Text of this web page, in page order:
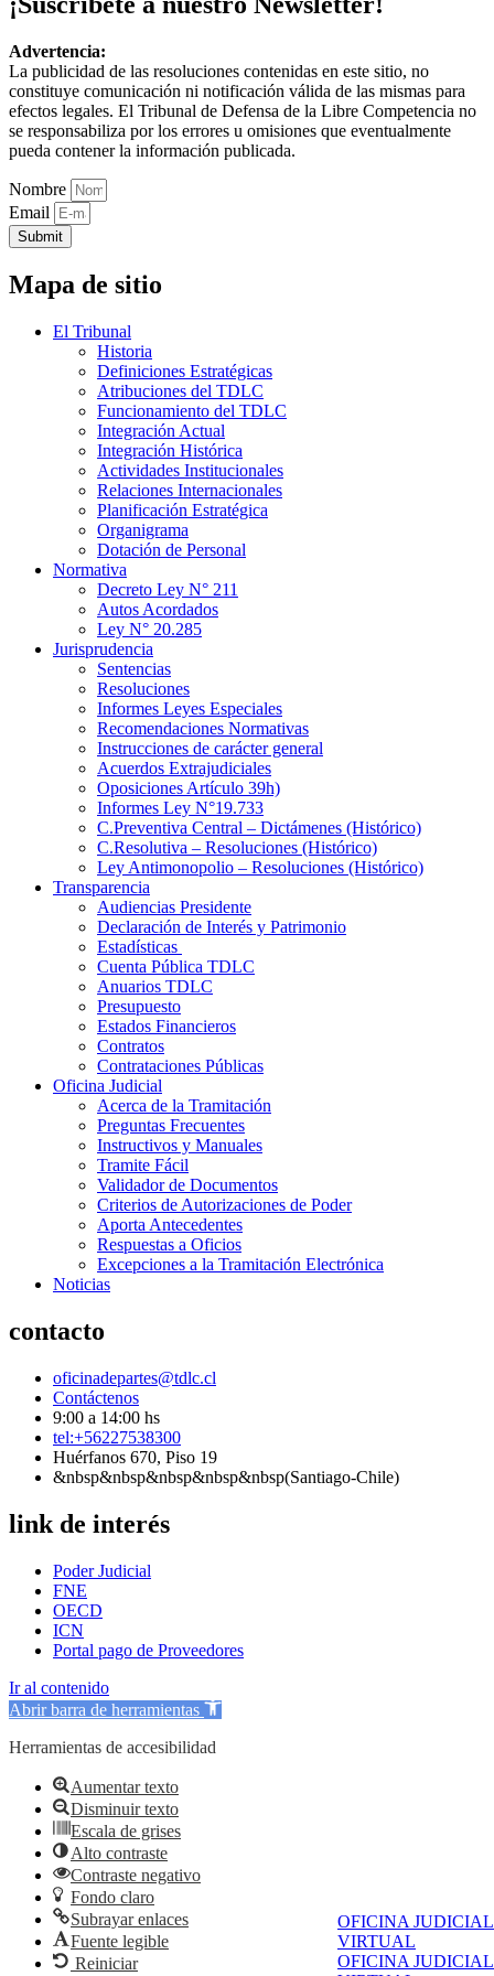
OFICINA JUDICIAL
VIRTUAL
OFICINA JUDICIAL
Advertencia:
La publicidad de las resoluciones contenidas en este sitio, no
constituye comunicación ni notificación válida de las mismas para
efectos legales. El Tribunal de Defensa de la Libre Competencia no
se responsabiliza por los errores u omisiones que eventualmente
pueda contener la información publicada.
Nombre
Email
Submit
Mapa de sitio
El Tribunal
Historia
Definiciones Estratégicas
Atribuciones del TDLC
Funcionamiento del TDLC
Integración Actual
Integración Histórica
Actividades Institucionales
Relaciones Internacionales
Planificación Estratégica
Organigrama
Dotación de Personal
Normativa
Decreto Ley N° 211
Autos Acordados
Ley N° 20.285
Jurisprudencia
Sentencias
Resoluciones
Informes Leyes Especiales
Recomendaciones Normativas
Instrucciones de carácter general
Acuerdos Extrajudiciales
Oposiciones Artículo 39h)
Informes Ley N°19.733
C.Preventiva Central – Dictámenes (Histórico)
C.Resolutiva – Resoluciones (Histórico)
Ley Antimonopolio – Resoluciones (Histórico)
Transparencia
Audiencias Presidente
Declaración de Interés y Patrimonio
Estadísticas
Cuenta Pública TDLC
Anuarios TDLC
Presupuesto
Estados Financieros
Contratos
Contrataciones Públicas
Oficina Judicial
Acerca de la Tramitación
Preguntas Frecuentes
Instructivos y Manuales
Tramite Fácil
Validador de Documentos
Criterios de Autorizaciones de Poder
Aporta Antecedentes
Respuestas a Oficios
Excepciones a la Tramitación Electrónica
Noticias
contacto
oficinadepartes@tdlc.cl
Contáctenos
9:00 a 14:00 hs
tel:+56227538300
Huérfanos 670, Piso 19
&nbsp&nbsp&nbsp&nbsp&nbsp(Santiago-Chile)
link de interés
Poder Judicial
FNE
OECD
ICN
Portal pago de Proveedores
Ir al contenido
Abrir barra de herramientas
Herramientas de accesibilidad
Aumentar texto
Disminuir texto
Escala de grises
Alto contraste
Contraste negativo
Fondo claro
Subrayar enlaces
Fuente legible
Reiniciar